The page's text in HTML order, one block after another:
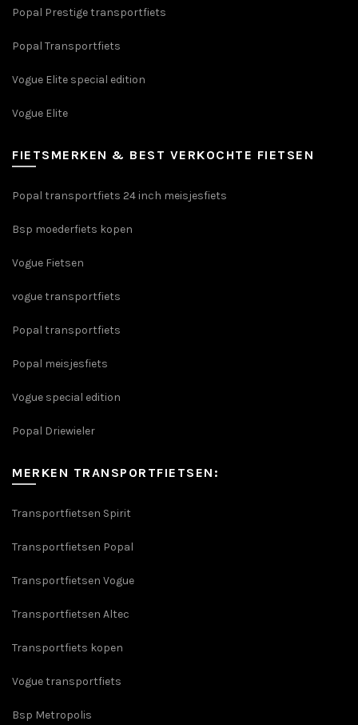
Popal Prestige transportfiets
Popal Transportfiets
Vogue Elite special edition
Vogue Elite
FIETSMERKEN & BEST VERKOCHTE FIETSEN
Popal transportfiets 24 inch meisjesfiets
Bsp moederfiets kopen
Vogue Fietsen
vogue transportfiets
Popal transportfiets
Popal meisjesfiets
Vogue special edition
Popal Driewieler
MERKEN TRANSPORTFIETSEN:
Transportfietsen Spirit
Transportfietsen Popal
Transportfietsen Vogue
Transportfietsen Altec
Transportfiets kopen
Vogue transportfiets
Bsp Metropolis